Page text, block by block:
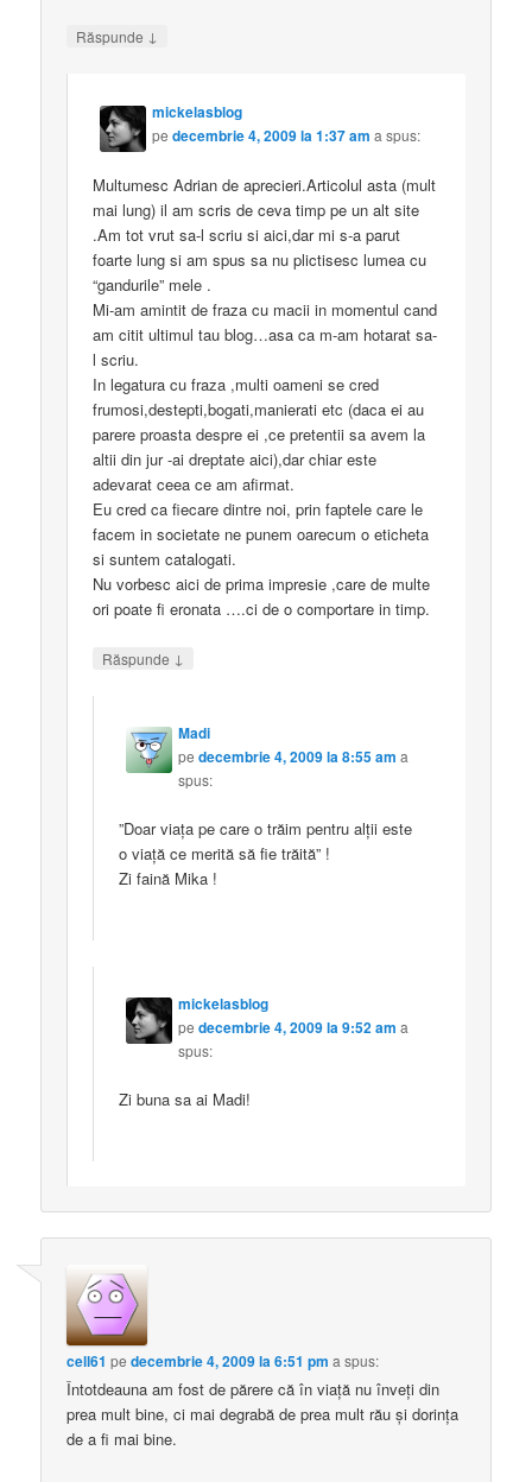
Răspunde ↓
mickelasblog
pedecembrie 4, 2009 la 1:37 am a spus:
Multumesc Adrian de aprecieri.Articolul asta (mult
mai lung) il am scris de ceva timp pe un alt site
.Am tot vrut sa-l scriu si aici,dar mi s-a parut
foarte lung si am spus sa nu plictisesc lumea cu
“gandurile” mele .
Mi-am amintit de fraza cu macii in momentul cand
am citit ultimul tau blog…asa ca m-am hotarat sa-
l scriu.
In legatura cu fraza ,multi oameni se cred
frumosi,destepti,bogati,manierati etc (daca ei au
parere proasta despre ei ,ce pretentii sa avem la
altii din jur -ai dreptate aici),dar chiar este
adevarat ceea ce am afirmat.
Eu cred ca fiecare dintre noi, prin faptele care le
facem in societate ne punem oarecum o eticheta
si suntem catalogati.
Nu vorbesc aici de prima impresie ,care de multe
ori poate fi eronata ….ci de o comportare in timp.
Răspunde ↓
Madi
pedecembrie 4, 2009 la 8:55 am a
spus:
”Doar viaţa pe care o trăim pentru alţii este
o viaţă ce merită să fie trăită” !
Zi faină Mika !
mickelasblog
pedecembrie 4, 2009 la 9:52 am a
spus:
Zi buna sa ai Madi!
cell61 pedecembrie 4, 2009 la 6:51 pm a spus:
Întotdeauna am fost de părere că în viaţă nu înveţi din
prea mult bine, ci mai degrabă de prea mult rău şi dorinţa
de a fi mai bine.